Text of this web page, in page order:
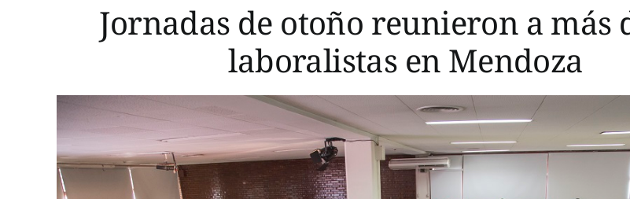
Jornadas de otoño reunieron a más
laboralistas en Mendoza